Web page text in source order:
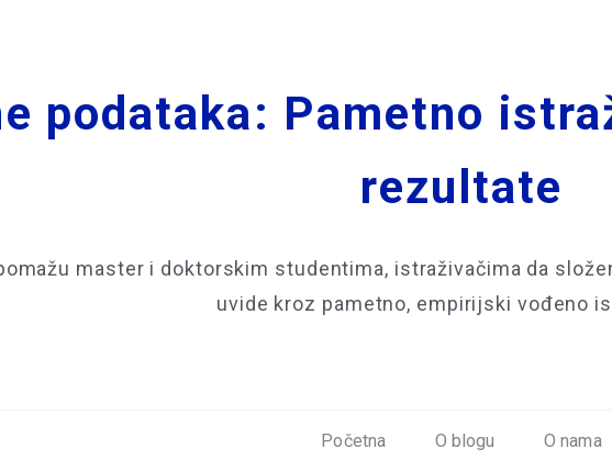
podataka: Pametno
rezultate
master i doktorskim studentima, istraživačima da
uvide kroz pametno, empirijski vođeno
Početna O blogu O nama